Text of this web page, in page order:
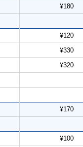
¥180
¥120
¥330
¥320
¥170
¥100